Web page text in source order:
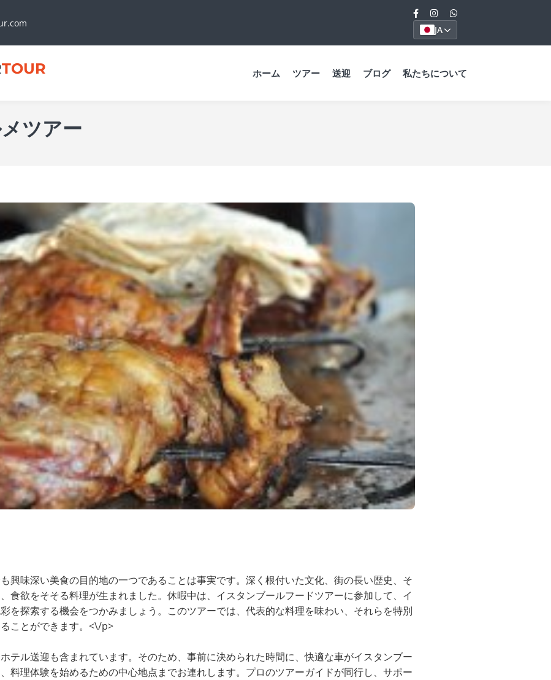
JA
TOUR ホーム ツアー 送迎 ブログ 私たちについて
ツアー
興味深い美食の目的地の一つであることは事実です。深く根付いた文化、街の長い歴史、そ
食欲をそそる料理が生まれました。休暇中は、イスタンブールフードツアーに参加して、イ
を探索する機会をつかみましょう。このツアーでは、代表的な料理を味わい、それらを特別
ことができます。<\/p>
テル送迎も含まれています。そのため、事前に決められた時間に、快適な車がイスタンブー
料理体験を始めるための中心地点までお連れします。プロのツアーガイドが同行し、サポー